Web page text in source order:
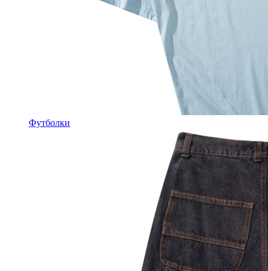
Футболки